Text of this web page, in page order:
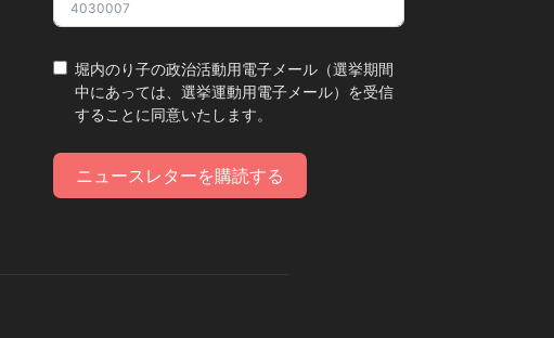
堀内のり子の政治活動用電子メール（選挙期間
中にあっては、選挙運動用電子メール）を受信
することに同意いたします。
ニュースレターを購読する